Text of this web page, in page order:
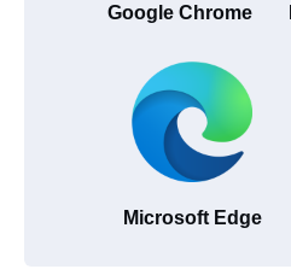
Google Chrome
Microsoft Edge